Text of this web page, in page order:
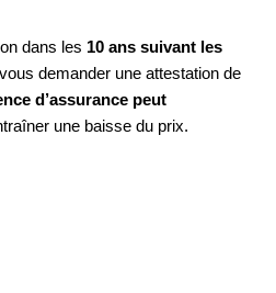
dans les 10 ans suivant les
demander une attestation de
d’assurance peut
une baisse du prix.